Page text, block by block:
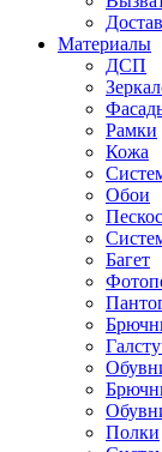
Материалы
ДСП
Рамки
Кожа
Обои
Багет
Полки